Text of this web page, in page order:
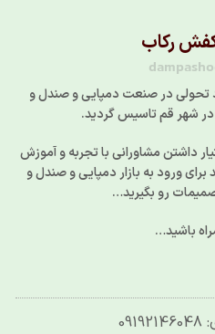
رکاب
در صنعت دمپایی و صندل و
در شهر قم تاسیس گردید.
داشتن مشاورانی با تجربه و آموزش
برای ورود به بازار دمپایی و صندل و
رو بگیرید…
باشید…